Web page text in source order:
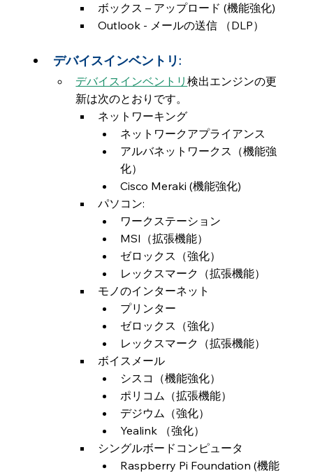
ボックス – アップロード (機能強化)
Outlook - メールの送信 （DLP）
デバイスインベントリ:
デバイスインベントリ検出エンジンの更
新は次のとおりです。
ネットワーキング
ネットワークアプライアンス
アルバネットワークス（機能強
化）
Cisco Meraki (機能強化)
パソコン:
ワークステーション
MSI（拡張機能）
ゼロックス（強化）
レックスマーク（拡張機能）
モノのインターネット
プリンター
ゼロックス（強化）
レックスマーク（拡張機能）
ボイスメール
シスコ（機能強化）
ポリコム（拡張機能）
デジウム（強化）
Yealink （強化）
シングルボードコンピュータ
Raspberry Pi Foundation (機能